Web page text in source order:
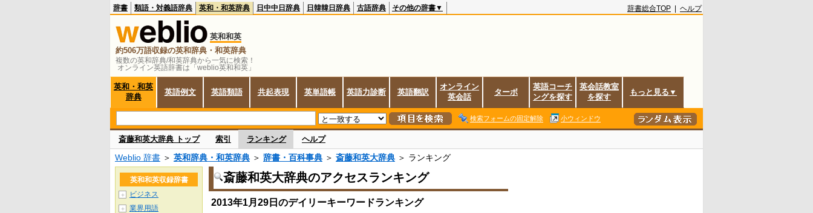
複数の英和辞典/和英辞典から一気に検索！
オンライン英語辞書は「weblio英和和英」
辞書 類語・対義語辞典 英和・和英辞典 日中中日辞典 日韓韓日辞典 古語辞典 その他の辞書▼ 辞書総合TOP ヘルプ
英和和英
約506万語収録の英和辞典・和英辞典
英和・和英
辞典
英語例文 英語類語 共起表現 英単語帳 英語力診断 英語翻訳
オンライン
英会話
ターボ
英語コーチ
ングを探す
英会話教室
を探す
もっと見る▼
検索フォームの固定解除 小ウィンドウ
斎藤和英大辞典 トップ 索引 ランキング ヘルプ
Weblio 辞書 ＞ 英和辞典・和英辞典 ＞ 辞書・百科事典 ＞斎藤和英大辞典 ＞ ランキング
斎藤和英大辞典のアクセスランキング
2013年1月29日のデイリーキーワードランキング
英和和英収録辞書
＋ ビジネス
＋ 業界用語